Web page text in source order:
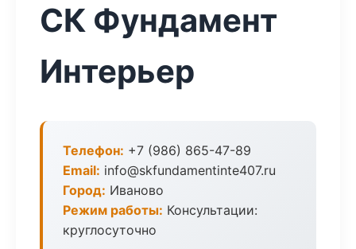
СК Фундамент
Интерьер
Телефон: +7 (986) 865-47-89
Email: info@skfundamentinte407.ru
Город: Иваново
Режим работы: Консультации:
круглосуточно